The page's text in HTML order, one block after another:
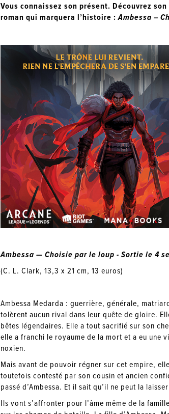
Vous connaissez son présent. Découvrez
roman qui marquera l’histoire :Ambessa –
Ambessa — Choisie par le loup - Sortie le 4
(C. L. Clark, 13,3 x 21 cm, 13 euros)
Ambessa Medarda : guerrière, générale,
tolèrent aucun rival dans leur quête de gloire.
bêtes légendaires. Elle a tout sacrifié sur son
elle a franchi le royaume de la mort et a eu une
noxien.
Mais avant de pouvoir régner sur cet empire,
toutefois contesté par son cousin et ancien
passé d’Ambessa. Et il sait qu’il ne peut la
Ils vont s’affronter pour l’âme même de la